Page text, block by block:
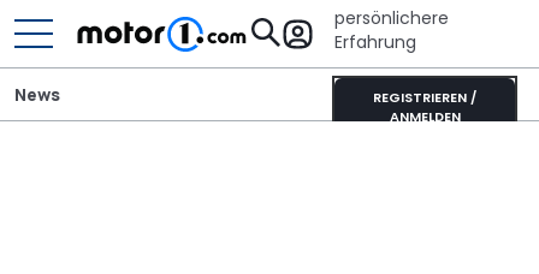
persönlichere
Erfahrung
REGISTRIEREN /
ANMELDEN
News